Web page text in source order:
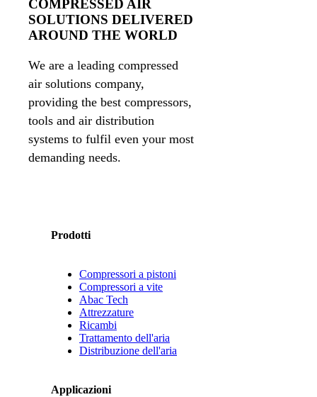
COMPRESSED AIR
SOLUTIONS DELIVERED
AROUND THE WORLD
We are a leading compressed
air solutions company,
providing the best compressors,
tools and air distribution
systems to fulfil even your most
demanding needs.
Prodotti
Compressori a pistoni
Compressori a vite
Abac Tech
Attrezzature
Ricambi
Trattamento dell'aria
Distribuzione dell'aria
Applicazioni